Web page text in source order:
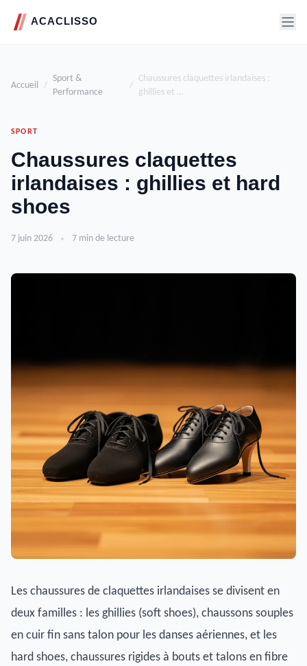
Accueil /
Sport &
Performance
/
Chaussures claquettes irlandaises :
ghillies et …
SPORT
Chaussures claquettes
irlandaises : ghillies et hard
shoes
7 juin 2026 7 min de lecture
Les chaussures de claquettes irlandaises se divisent en
deux familles : les ghillies (soft shoes), chaussons souples
en cuir fin sans talon pour les danses aériennes, et les
hard shoes, chaussures rigides à bouts et talons en fibre